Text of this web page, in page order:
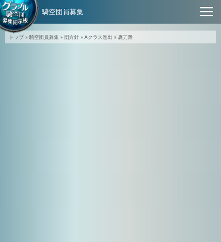
トップ» 騎空団員募集 » 団方針 » Aクラス進出 » 裹刀衆
騎空団員募集